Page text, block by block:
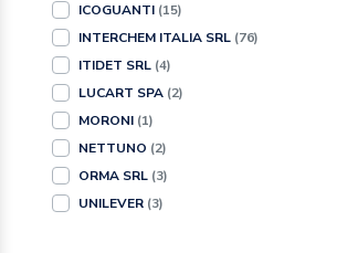
ICOGUANTI (15)
INTERCHEM ITALIA SRL (76)
ITIDET SRL (4)
LUCART SPA (2)
MORONI (1)
NETTUNO (2)
ORMA SRL (3)
UNILEVER (3)